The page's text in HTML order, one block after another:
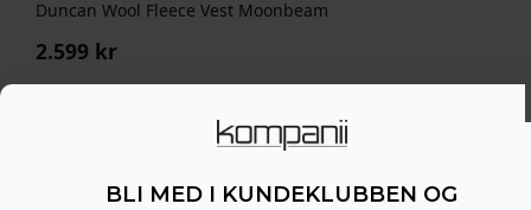
Duncan Wool Fleece Vest Moonbeam
2.599 kr
BLI MED I KUNDEKLUBBEN OG